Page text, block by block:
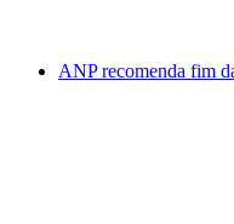
ANP recomenda fim